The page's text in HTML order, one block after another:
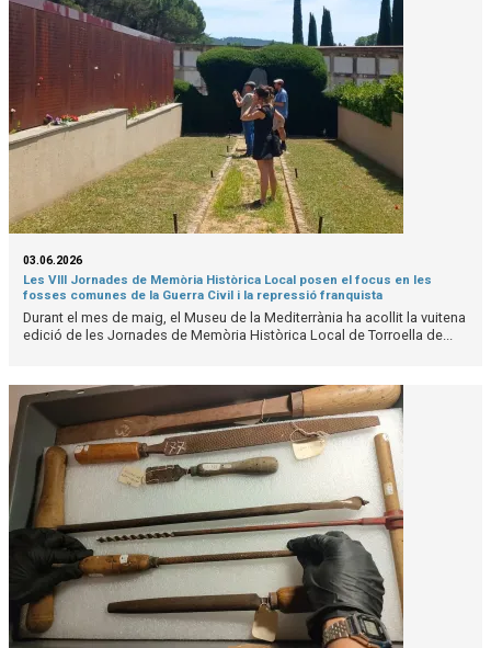
03.06.2026
Les VIII Jornades de Memòria Històrica Local posen el focus en les
fosses comunes de la Guerra Civil i la repressió franquista
Durant el mes de maig, el Museu de la Mediterrània ha acollit la vuitena
edició de les Jornades de Memòria Històrica Local de Torroella de...